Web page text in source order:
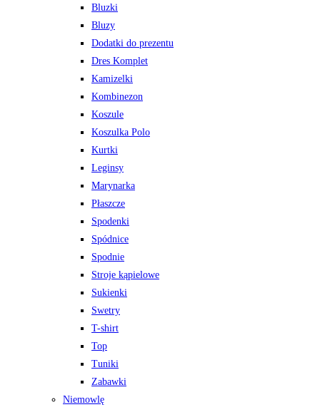
Bluzki
Bluzy
Dodatki do prezentu
Dres Komplet
Kamizelki
Kombinezon
Koszule
Koszulka Polo
Kurtki
Leginsy
Marynarka
Płaszcze
Spodenki
Spódnice
Spodnie
Stroje kąpielowe
Sukienki
Swetry
T-shirt
Top
Tuniki
Zabawki
Niemowlę